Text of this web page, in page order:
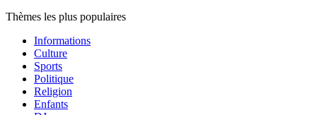
Thèmes les plus populaires
Informations
Culture
Sports
Politique
Religion
Enfants